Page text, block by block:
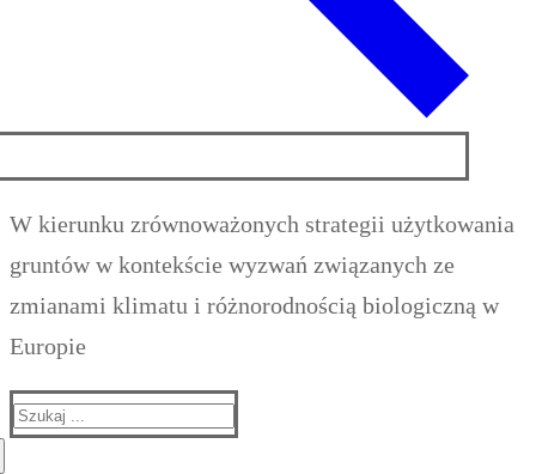
W kierunku zrównoważonych strategii użytkowania
gruntów w kontekście wyzwań związanych ze
zmianami klimatu i różnorodnością biologiczną w
Europie
Suche